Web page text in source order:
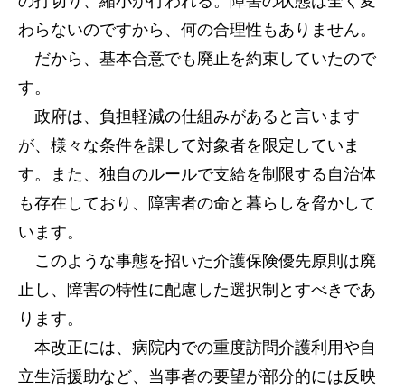
わらないのですから、何の合理性もありません。
だから、基本合意でも廃止を約束していたので
す。
政府は、負担軽減の仕組みがあると言います
が、様々な条件を課して対象者を限定していま
す。また、独自のルールで支給を制限する自治体
も存在しており、障害者の命と暮らしを脅かして
います。
このような事態を招いた介護保険優先原則は廃
止し、障害の特性に配慮した選択制とすべきであ
ります。
本改正には、病院内での重度訪問介護利用や自
立生活援助など、当事者の要望が部分的には反映